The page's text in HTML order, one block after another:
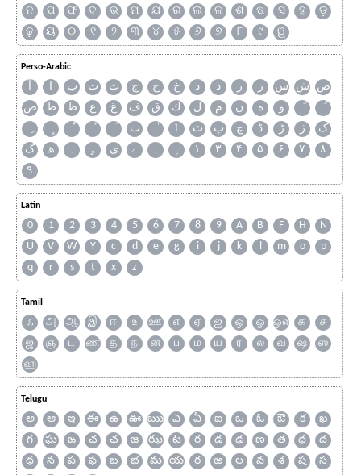
ନ
ପ ଫ ବ ଭ ମ ଯ ର ଲ ଳ ଶ ଷ ସ ହ
ଡ଼
ଢ଼
ୟ ୦ ୧ ୨ ୩ ୪ ୫ ୬ ୭ ୮ ୯ ୱ
Perso-Arabic
آ ا ب ت ث ج ح خ د ذ ر ز س ش ص
ض
ط ظ ع غ ف ق ك ل م ن ه
و
ٮ
ٲ ٹ پ چ ڈ ڑ ژ
ک
گ
ھ ہ ۄ ی ے ۔ ۱ ۳ ۴ ۵ ۶ ۷
۸
۹
Latin
0 1 2 3 4 5 6 7 8 9 A B F H
N
U
V W Y c d e g i j k l m o
p
q
r s t x z
Tamil
ஃ அ ஆ இ ஈ உ ஊ எ ஏ ஐ ஒ ஓ ஔ க
ச
ஜ
ஞ ட ண த ந ன ப ம ய ர ல வ ஷ
ஸ
ஹ
Telugu
అ ఆ ఇ ఈ ఉ ఊ ఋ ఎ ఏ ఐ ఒ ఓ ఔ క
ఖ
గ
ఘ ఙ చ ఛ జ ఝ ట ఠ డ ఢ ణ త థ
ద
ధ
న ప ఫ బ భ మ య ర ఱ ల వ శ ష
స